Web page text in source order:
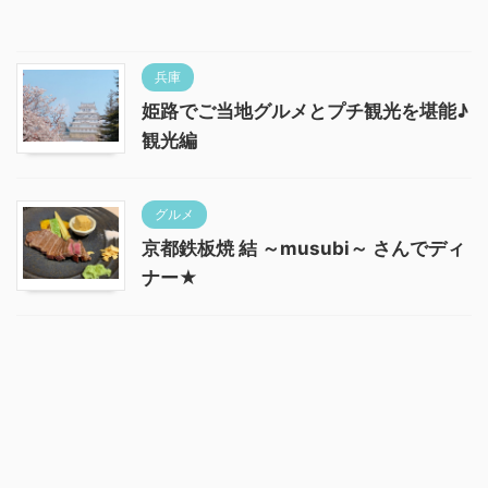
兵庫
姫路でご当地グルメとプチ観光を堪能♪
観光編
グルメ
京都鉄板焼 結 ～musubi～ さんでディ
ナー★